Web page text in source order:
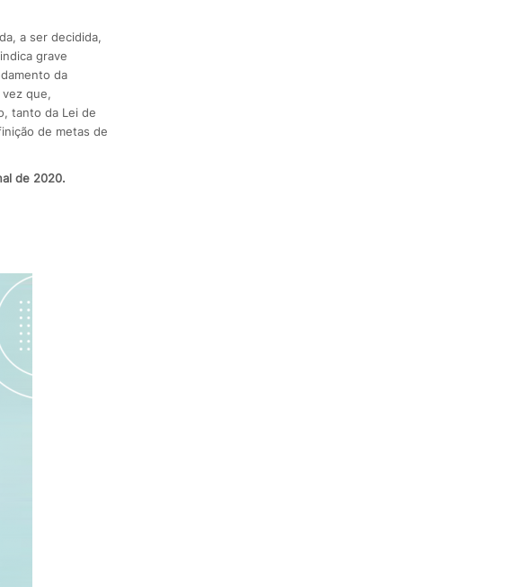
a ser decidida,
grave
da
que,
tanto da Lei de
de metas de
de 2020.